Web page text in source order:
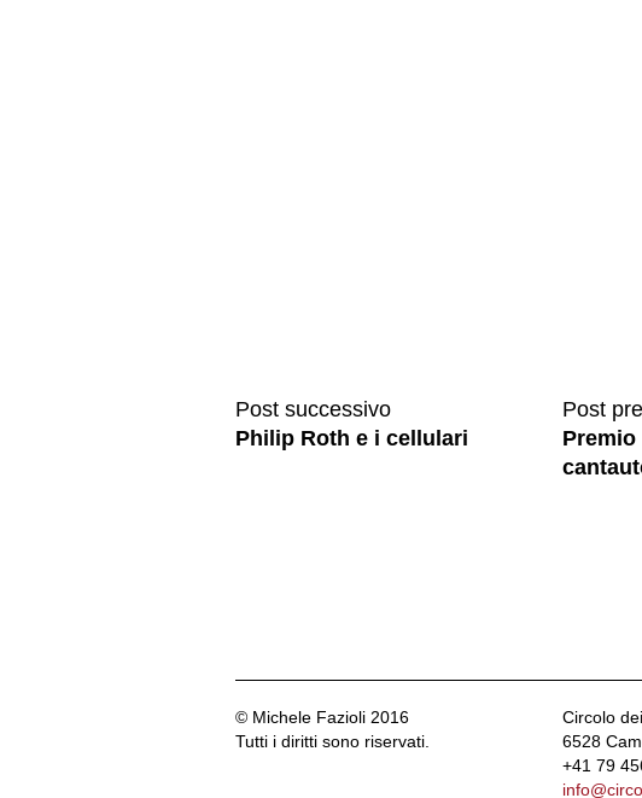
Post successivo
Philip Roth e i cellulari
Post
Premio
© Michele Fazioli 2016
Tutti i diritti sono riservati.
Circolo
6528
+41 79